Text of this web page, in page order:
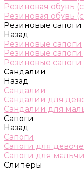
Резиновая обувь
Резиновая обувь
Резиновые сапоги
Назад
Резиновые сапоги
Резиновые
Резиновые
Сандалии
Назад
Сандалии
Сандалии для
Сандалии для
Сапоги
Назад
Сапоги
Сапоги для
Сапоги для
Слиперы